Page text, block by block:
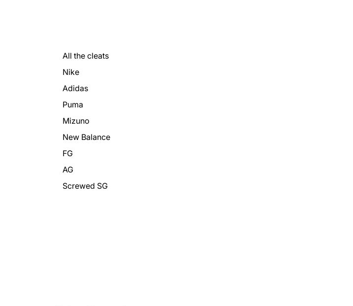
All the cleats
Nike
Adidas
Puma
Mizuno
New Balance
FG
AG
Screwed SG